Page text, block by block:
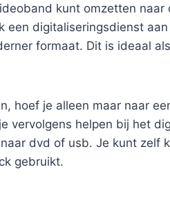
kunt omzetten
een digitaliseringsdienst
formaat. Dit is ideaal
hoef je alleen maar naar
vervolgens helpen bij het
dvd of usb. Je kunt zelf
gebruikt.